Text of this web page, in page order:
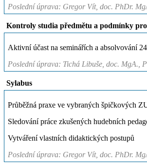
Poslední úprava: Gregor Vít, doc. PhDr.
Kontroly studia předmětu a podmínky
Aktivní účast na seminářích a absolvování
Poslední úprava: Tichá Libuše, doc. MgA.,
Sylabus
Průběžná praxe ve vybraných špičkových
Sledování práce zkušených hudebních
Vytváření vlastních didaktických postupů
Poslední úprava: Gregor Vít, doc. PhDr.